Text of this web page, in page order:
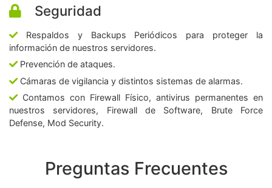
Seguridad
Respaldos y Backups Periódicos para proteger la
información de nuestros servidores.
Prevención de ataques.
Cámaras de vigilancia y distintos sistemas de alarmas.
Contamos con Firewall Físico, antivirus permanentes en
nuestros servidores, Firewall de Software, Brute Force
Defense, Mod Security.
Preguntas Frecuentes